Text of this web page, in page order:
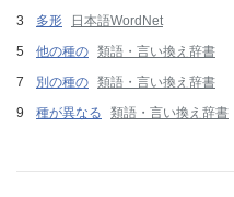
多形
日本語WordNet
他の種の 類語・言い換え辞書
別の種の 類語・言い換え辞書
種が異なる
類語・言い換え辞書